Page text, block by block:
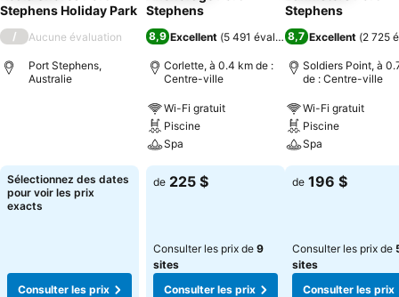
Stephens Holiday Park
/ Aucune évaluation
Port Stephens,
Australie
Sélectionnez des dates
pour voir les prix
exacts
Consulter les prix
Stephens
8,9 Excellent (5 491 évaluations)
Corlette, à 0.4 km de :
Centre-ville
Wi-Fi gratuit
Piscine
Spa
de 225 $
Consulter les prix de 9
sites
Consulter les prix
Stephens
8,7 Excellent (2 725
Soldiers Point, à
de : Centre-ville
Wi-Fi gratuit
Piscine
Spa
de 196 $
Consulter les prix de
sites
Consulter les prix